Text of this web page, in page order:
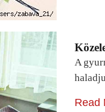
A
Read